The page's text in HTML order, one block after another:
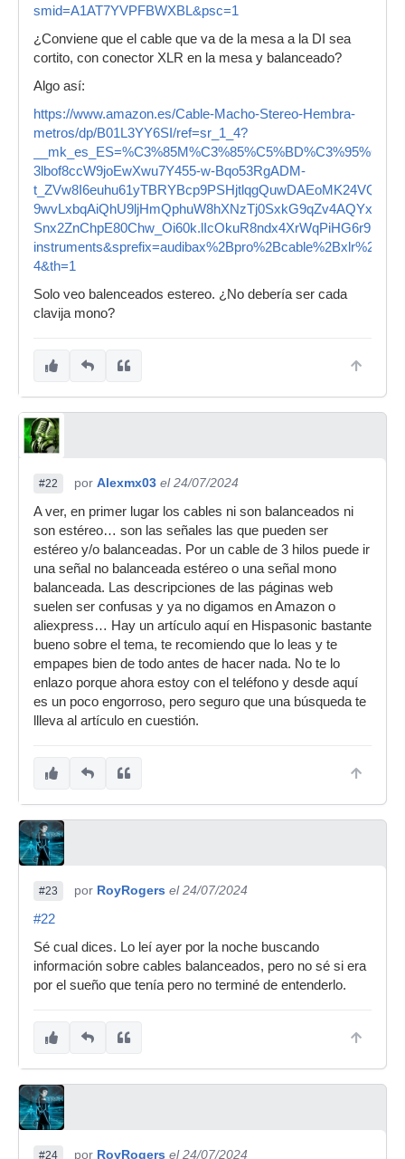
smid=A1AT7YVPFBWXBL&psc=1
¿Conviene que el cable que va de la mesa a la DI sea
cortito, con conector XLR en la mesa y balanceado?
Algo así:
https://www.amazon.es/Cable-Macho-Stereo-Hembra-
metros/dp/B01L3YY6SI/ref=sr_1_4?
3lbof8ccW9joEwXwu7Y455-w-Bqo53RgADM-
4&th=1
Solo veo balenceados estereo. ¿No debería ser cada
clavija mono?
#22 por Alexmx03 el 24/07/2024
A ver, en primer lugar los cables ni son balanceados ni
son estéreo… son las señales las que pueden ser
estéreo y/o balanceadas. Por un cable de 3 hilos puede ir
una señal no balanceada estéreo o una señal mono
balanceada. Las descripciones de las páginas web
suelen ser confusas y ya no digamos en Amazon o
aliexpress… Hay un artículo aquí en Hispasonic bastante
bueno sobre el tema, te recomiendo que lo leas y te
empapes bien de todo antes de hacer nada. No te lo
enlazo porque ahora estoy con el teléfono y desde aquí
es un poco engorroso, pero seguro que una búsqueda te
llleva al artículo en cuestión.
#23 por RoyRogers el 24/07/2024
#22
Sé cual dices. Lo leí ayer por la noche buscando
información sobre cables balanceados, pero no sé si era
por el sueño que tenía pero no terminé de entenderlo.
#24 por RoyRogers el 24/07/2024